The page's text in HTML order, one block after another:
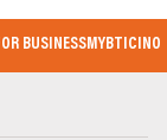
BUSINESSMYBTICINO